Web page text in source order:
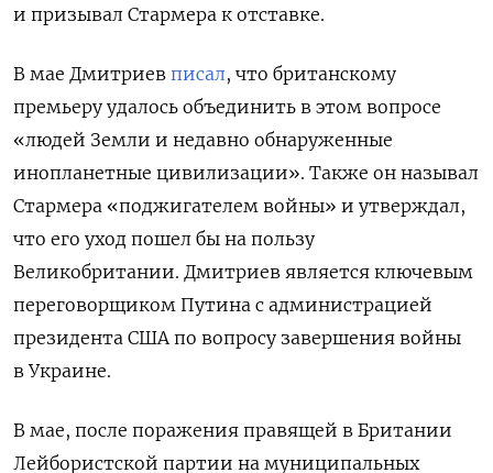
и призывал Стармера к отставке.
В мае Дмитриев писал, что британскому
премьеру удалось объединить в этом вопросе
«людей Земли и недавно обнаруженные
инопланетные цивилизации». Также он называл
Стармера «поджигателем войны» и утверждал,
что его уход пошел бы на пользу
Великобритании. Дмитриев является ключевым
переговорщиком Путина с администрацией
президента США по вопросу завершения войны
в Украине.
В мае, после поражения правящей в Британии
Лейбористской партии на муниципальных